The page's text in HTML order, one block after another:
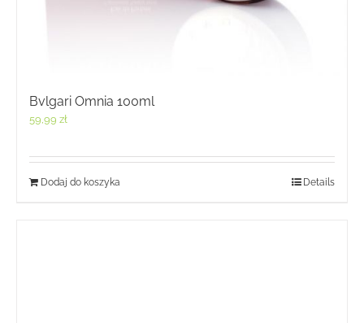
Bvlgari Omnia 100ml
59,99 zł
Dodaj do koszyka Details